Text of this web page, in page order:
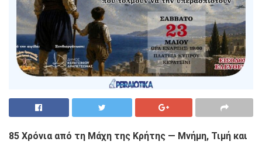
85 Χρόνια από τη Μάχη της Κρήτης — Μνήμη, Τιμή και